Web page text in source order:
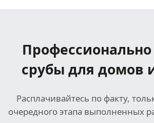
срубы для домов
Расплачивайтесь по факту,
очередного этапа выполненных